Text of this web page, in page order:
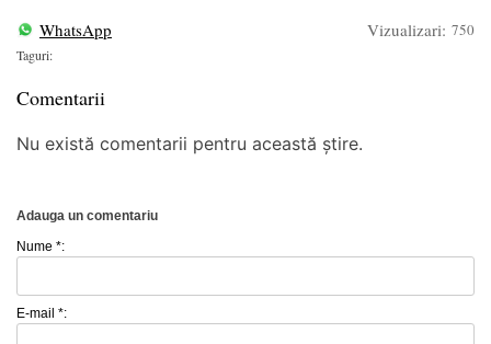
WhatsApp
Vizualizari: 750
Taguri:
Comentarii
Nu există comentarii pentru această știre.
Adauga un comentariu
Nume *:
E-mail *: